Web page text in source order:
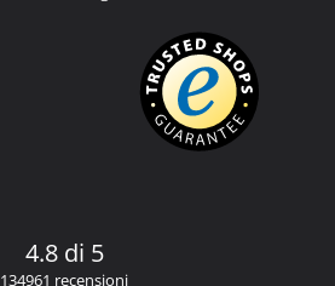
4.8 di 5
134961 recensioni